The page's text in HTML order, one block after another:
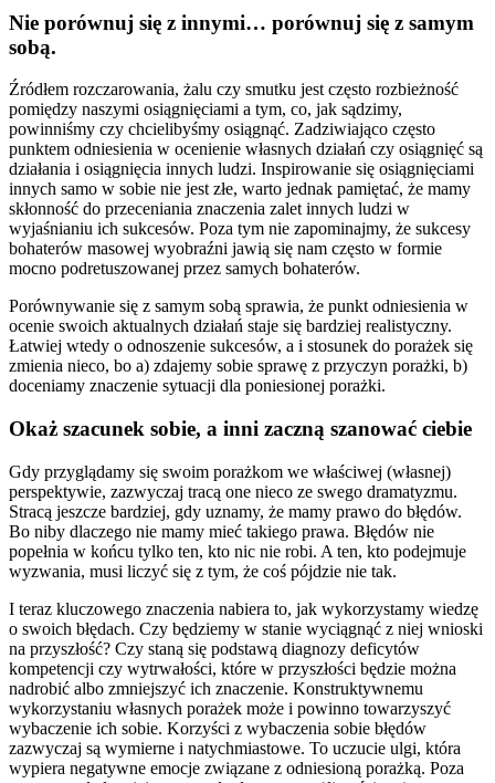
Nie porównuj się z innymi… porównuj się z samym
sobą.
Źródłem rozczarowania, żalu czy smutku jest często rozbieżność
pomiędzy naszymi osiągnięciami a tym, co, jak sądzimy,
powinniśmy czy chcielibyśmy osiągnąć. Zadziwiająco często
punktem odniesienia w ocenienie własnych działań czy osiągnięć są
działania i osiągnięcia innych ludzi. Inspirowanie się osiągnięciami
innych samo w sobie nie jest złe, warto jednak pamiętać, że mamy
skłonność do przeceniania znaczenia zalet innych ludzi w
wyjaśnianiu ich sukcesów. Poza tym nie zapominajmy, że sukcesy
bohaterów masowej wyobraźni jawią się nam często w formie
mocno podretuszowanej przez samych bohaterów.
Porównywanie się z samym sobą sprawia, że punkt odniesienia w
ocenie swoich aktualnych działań staje się bardziej realistyczny.
Łatwiej wtedy o odnoszenie sukcesów, a i stosunek do porażek się
zmienia nieco, bo a) zdajemy sobie sprawę z przyczyn porażki, b)
doceniamy znaczenie sytuacji dla poniesionej porażki.
Okaż szacunek sobie, a inni zaczną szanować ciebie
Gdy przyglądamy się swoim porażkom we właściwej (własnej)
perspektywie, zazwyczaj tracą one nieco ze swego dramatyzmu.
Stracą jeszcze bardziej, gdy uznamy, że mamy prawo do błędów.
Bo niby dlaczego nie mamy mieć takiego prawa. Błędów nie
popełnia w końcu tylko ten, kto nic nie robi. A ten, kto podejmuje
wyzwania, musi liczyć się z tym, że coś pójdzie nie tak.
I teraz kluczowego znaczenia nabiera to, jak wykorzystamy wiedzę
o swoich błędach. Czy będziemy w stanie wyciągnąć z niej wnioski
na przyszłość? Czy staną się podstawą diagnozy deficytów
kompetencji czy wytrwałości, które w przyszłości będzie można
nadrobić albo zmniejszyć ich znaczenie. Konstruktywnemu
wykorzystaniu własnych porażek może i powinno towarzyszyć
wybaczenie ich sobie. Korzyści z wybaczenia sobie błędów
zazwyczaj są wymierne i natychmiastowe. To uczucie ulgi, która
wypiera negatywne emocje związane z odniesioną porażką. Poza